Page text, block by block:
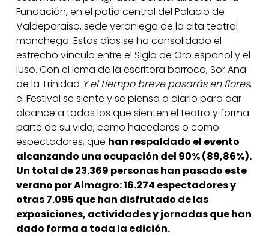
Fundación, en el patio central del Palacio de
Valdeparaiso, sede veraniega de la cita teatral
manchega. Estos días se ha consolidado el
estrecho vínculo entre el Siglo de Oro español y el
luso. Con el lema de la escritora barroca, Sor Ana
de la Trinidad Y el tiempo breve pasarás en flores,
el Festival se siente y se piensa a diario para dar
alcance a todos los que sienten el teatro y forma
parte de su vida, como hacedores o como
espectadores, que han respaldado el evento
alcanzando una ocupación del 90% (89,86%).
Un total de 23.369 personas han pasado este
verano por Almagro: 16.274 espectadores y
otras 7.095 que han disfrutado de las
exposiciones, actividades y jornadas que han
dado forma a toda la edición.